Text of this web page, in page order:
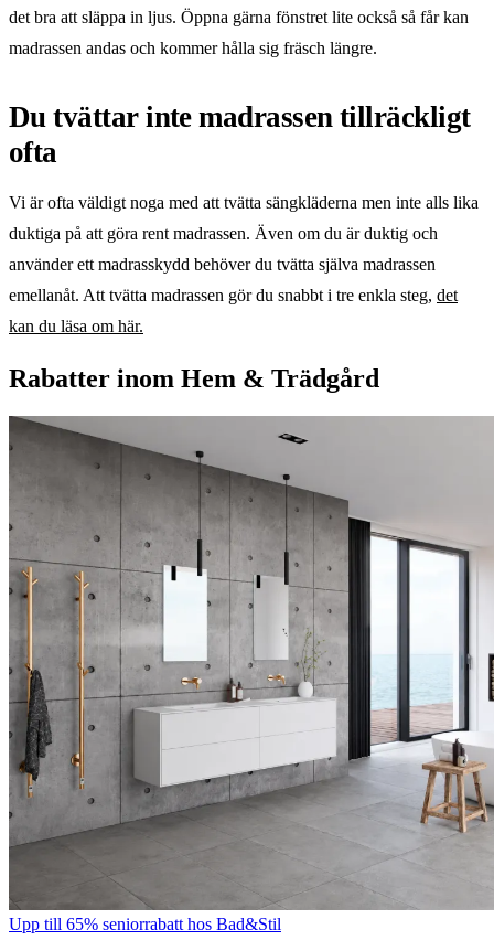
det bra att släppa in ljus. Öppna gärna fönstret lite också så får kan
madrassen andas och kommer hålla sig fräsch längre.
Du tvättar inte madrassen tillräckligt
ofta
Vi är ofta väldigt noga med att tvätta sängkläderna men inte alls lika
duktiga på att göra rent madrassen. Även om du är duktig och
använder ett madrasskydd behöver du tvätta själva madrassen
emellanåt. Att tvätta madrassen gör du snabbt i tre enkla steg, det
kan du läsa om här.
Rabatter inom Hem & Trädgård
Upp till 65% seniorrabatt hos Bad&Stil